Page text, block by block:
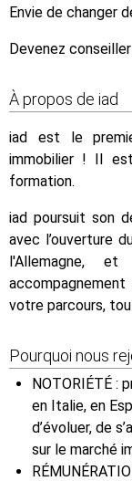
Envie de changer
Devenez
À propos de iad
iad est le
immobilier ! Il
formation.
iad poursuit son
avec l’ouverture
l'Allemagne,
votre parcours,
Pourquoi nous
NOTORIÉTÉ :
en Italie, en
d’évoluer, de
sur le marché